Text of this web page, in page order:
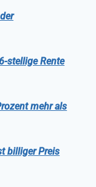
stellige Rente
mehr als
billiger Preis